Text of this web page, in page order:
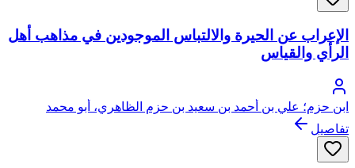
الإعراب عن الحيرة والالتباس الموجودين في مذاهب أهل
الرأي والقياس
ابن حزم؛ علي بن أحمد بن سعيد بن حزم الظاهري، أبو محمد
تفاصيل